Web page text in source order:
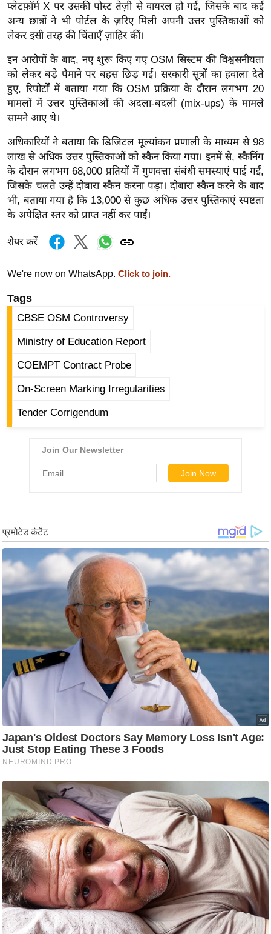
/
फै
श
न
घ
रे
लू
नु
स्खे
प
र्य
ट
न
स्थ
ल
ट
स
मं
त्रा
ले
श
शि
श्ले
ष
ण
स
सा
म
यि
क
मा
तृ
भू
मि
स्तं
भ
ए
म
.
आ
र
.
आ
ई
.
चा
प्लेटफ़ॉर्म X पर उसकी पोस्ट तेज़ी से वायरल हो गई, जिसके बाद कई
अन्य छात्रों ने भी पोर्टल के ज़रिए मिली अपनी उत्तर पुस्तिकाओं को
लेकर इसी तरह की चिंताएँ ज़ाहिर कीं।
इन आरोपों के बाद, नए शुरू किए गए OSM सिस्टम की विश्वसनीयता
को लेकर बड़े पैमाने पर बहस छिड़ गई। सरकारी सूत्रों का हवाला देते
हुए, रिपोर्टों में बताया गया कि OSM प्रक्रिया के दौरान लगभग 20
मामलों में उत्तर पुस्तिकाओं की अदला-बदली (mix-ups) के मामले
सामने आए थे।
अधिकारियों ने बताया कि डिजिटल मूल्यांकन प्रणाली के माध्यम से 98
लाख से अधिक उत्तर पुस्तिकाओं को स्कैन किया गया। इनमें से, स्कैनिंग
के दौरान लगभग 68,000 प्रतियों में गुणवत्ता संबंधी समस्याएं पाई गईं,
जिसके चलते उन्हें दोबारा स्कैन करना पड़ा। दोबारा स्कैन करने के बाद
भी, बताया गया है कि 13,000 से कुछ अधिक उत्तर पुस्तिकाएं स्पष्टता
के अपेक्षित स्तर को प्राप्त नहीं कर पाईं।
शेयर करें
We're now on WhatsApp. Click to join.
Tags
CBSE OSM Controversy
Ministry of Education Report
COEMPT Contract Probe
On-Screen Marking Irregularities
Tender Corrigendum